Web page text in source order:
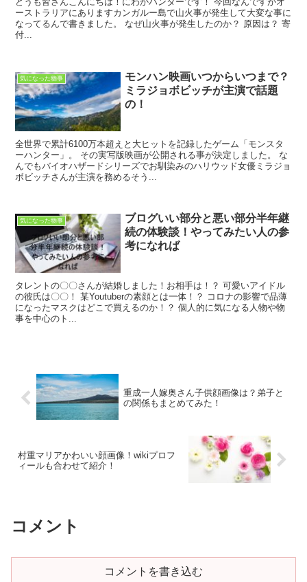
ーストラリアにありますカンガルー島で山火事が発生して大変な事に
なってるんで書きました。 なぜ山火事が発生したのか？ 原因は？ 寄
付...
気になった物事
モンハン映画いつからいつまで？
ミラジョボビッチが主演で話題
の！
全世界で累計6100万本超えと大ヒットを記録したゲーム「モンスタ
ーハンター」。 その実写版映画が公開される事が決定しました。 な
んでもバイオハザードシリーズでお馴染みのハリウッド女優ミラジョ
ボビッチさんが主演を務めるそう...
気になった物事
ブログいい部分と悪い部分半年継
続の体験談！やってみたい人の参
考になれば
タレントの〇〇さんが結婚しました！お相手は！？ 可愛いアイドル
の彼氏は〇〇！ 某Youtuberの素顔とは一体！？ コロナの影響で品薄
になったマスクはどこで買えるのか！？ 個人的に気になる人物や物
事を中心のト...
重成一人嫁奥さん子供顔画像は？弟子と
の関係もまとめてみた！
村重マリアかわいい顔画像！wikiプロフ
ィールも合わせて紹介！
コメント
コメントを書き込む